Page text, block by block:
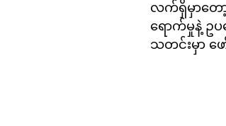
လက်ရှိမှာတေ
ရောက်မှုနဲ့ ဥ
သတင်းမှာ ဖေ